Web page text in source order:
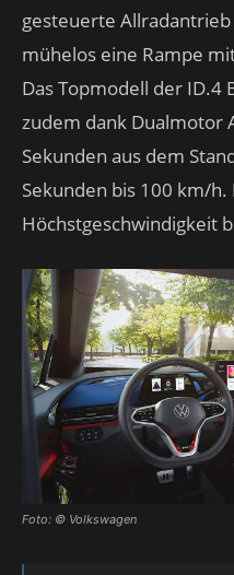
gesteuerte
mühelos eine Rampe
Das Topmodell der ID.4
zudem dank Dualmotor
Sekunden aus dem
Sekunden bis 100 km/
Höchstgeschwindigkeit
Foto: © Volkswagen